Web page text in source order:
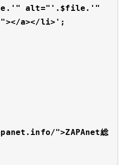
alt="'.$file.'"
a></li>';
">ZAPAnet総